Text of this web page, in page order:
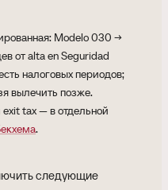
Modelo 030 →
от alta en Seguridad
налоговых периодов;
вылечить позже.
tax — в отдельной
.
следующие